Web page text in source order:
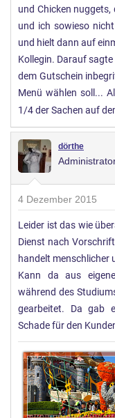
und Chicken
und ich sowieso
und hielt dann auf
Kollegin. Darauf
dem Gutschein
Menü wählen soll...
1/4 der Sachen auf
dörthe
4 Dezember 2015
Leider ist das wie
Dienst nach
handelt menschlicher
Kann da aus
während des
gearbeitet. Da gab
Schade für den